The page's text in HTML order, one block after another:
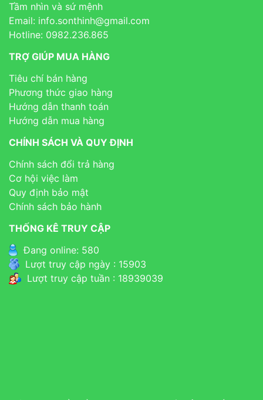
Tầm nhìn và sứ mệnh
Email: info.sonthinh@gmail.com
Hotline: 0982.236.865
TRỢ GIÚP MUA HÀNG
Tiêu chí bán hàng
Phương thức giao hàng
Hướng dẫn thanh toán
Hướng dẫn mua hàng
CHÍNH SÁCH VÀ QUY ĐỊNH
Chính sách đổi trả hàng
Cơ hội việc làm
Quy định bảo mật
Chính sách bảo hành
THỐNG KÊ TRUY CẬP
Đang online: 580
Lượt truy cập ngày : 15903
Lượt truy cập tuần : 18939039